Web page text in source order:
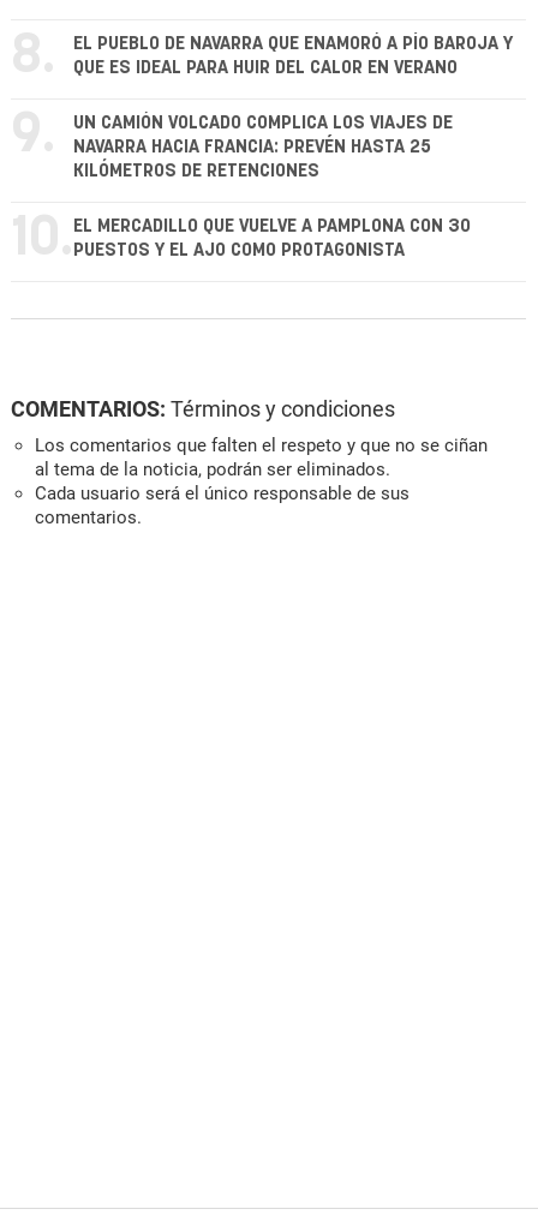
8.
EL PUEBLO DE NAVARRA QUE ENAMORÓ A PÍO BAROJA Y
QUE ES IDEAL PARA HUIR DEL CALOR EN VERANO
9.
UN CAMIÓN VOLCADO COMPLICA LOS VIAJES DE
NAVARRA HACIA FRANCIA: PREVÉN HASTA 25
KILÓMETROS DE RETENCIONES
10. EL MERCADILLO QUE VUELVE A PAMPLONA CON 30
PUESTOS Y EL AJO COMO PROTAGONISTA
COMENTARIOS: Términos y condiciones
Los comentarios que falten el respeto y que no se ciñan
al tema de la noticia, podrán ser eliminados.
Cada usuario será el único responsable de sus
comentarios.